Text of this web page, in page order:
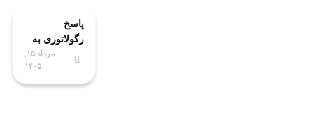
پاسخ
رگولاتوری به
برخی ادعاها
درباره نحوه
محاسبه
مرداد ۱۵,
۱۴۰۵